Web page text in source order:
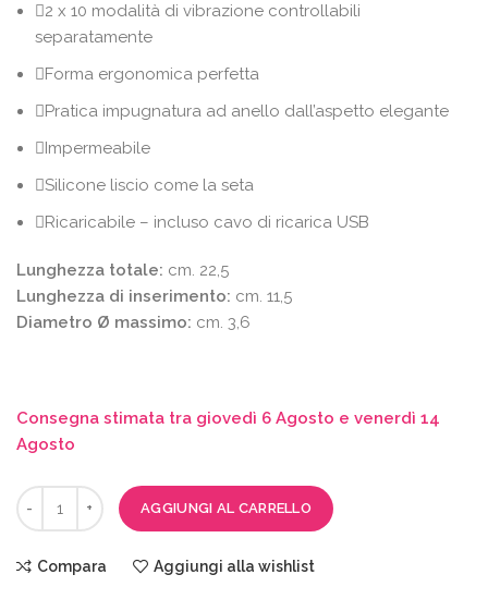
2 x 10 modalità di vibrazione controllabili
separatamente
Forma ergonomica perfetta
Pratica impugnatura ad anello dall’aspetto elegante
Impermeabile
Silicone liscio come la seta
Ricaricabile – incluso cavo di ricarica USB
Lunghezza totale: cm. 22,5
Lunghezza di inserimento: cm. 11,5
Diametro Ø massimo: cm. 3,6
Consegna stimata tra giovedì 6 Agosto e venerdì 14
Agosto
AGGIUNGI AL CARRELLO
Compara Aggiungi alla wishlist